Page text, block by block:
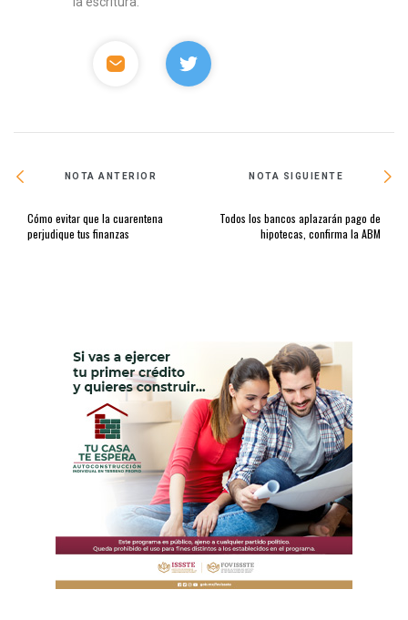
NOTA ANTERIOR
Cómo evitar que la cuarentena
perjudique tus finanzas
NOTA SIGUIENTE
Todos los bancos aplazarán pago de
hipotecas, confirma la ABM